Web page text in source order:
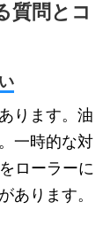
質問とコ
ります。油
一時的な対
ローラーに
あります。